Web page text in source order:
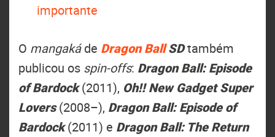
importante
O mangakáde Dragon BallSDtambém
publicou os spin-offs: Dragon Ball: Episode
of Bardock(2011), Oh!! New Gadget Super
Lovers(2008–), Dragon Ball: Episode of
Bardock(2011) e Dragon Ball: The Return